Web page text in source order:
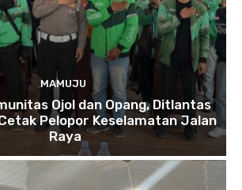
MAMUJU
Ojol dan Opang, Ditlantas
Pelopor Keselamatan Jalan
Raya